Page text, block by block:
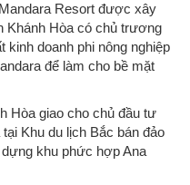
Resort được xây
Khánh Hòa có chủ trương
kinh doanh phi nông nghiệp
để làm cho bề mặt
Hòa giao cho chủ đầu tư
Khu du lịch Bắc bán đảo
khu phức hợp Ana